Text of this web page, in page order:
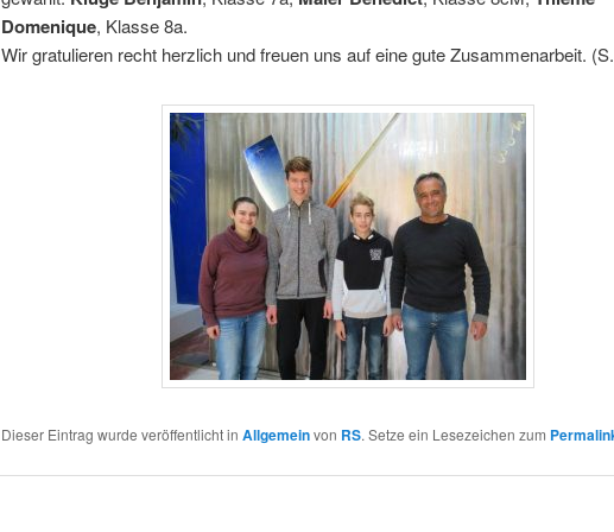
Domenique, Klasse 8a.
Wir gratulieren recht herzlich und freuen uns auf eine gute Zusammenarbeit.
Dieser Eintrag wurde veröffentlicht in Allgemeinvon RS. Setze ein Lesezeichen zum